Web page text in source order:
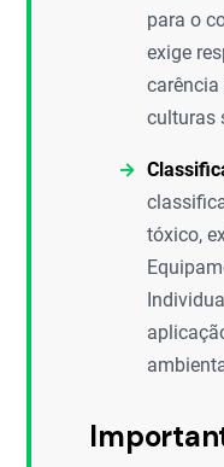
para o
exige
culturas
tóxico,